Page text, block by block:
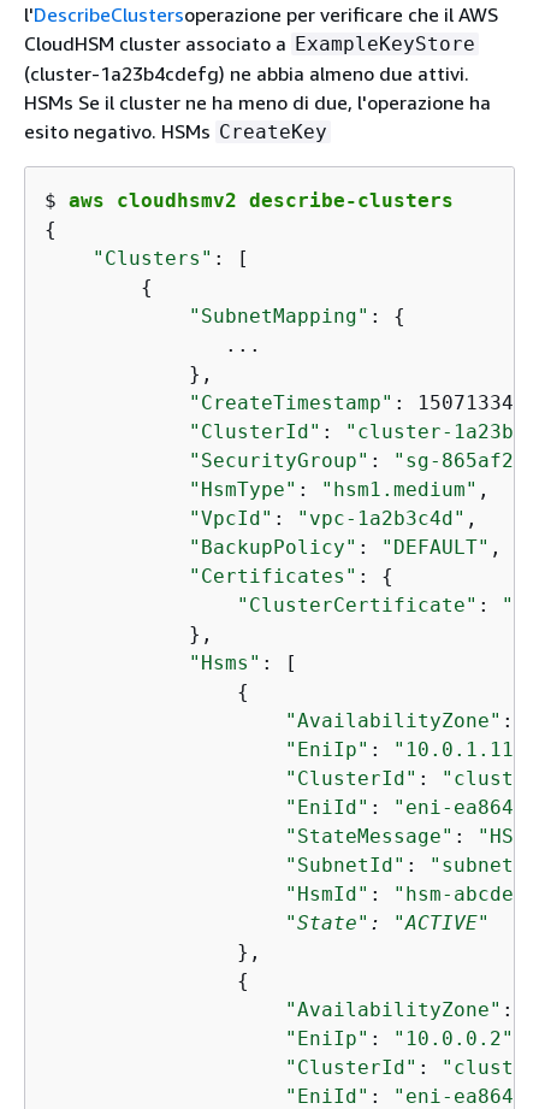
l'DescribeClustersoperazione per verificare che il AWS
CloudHSM cluster associato a ExampleKeyStore
(cluster-1a23b4cdefg) ne abbia almeno due attivi.
HSMs Se il cluster ne ha meno di due, l'operazione ha
esito negativo. HSMs CreateKey
$ aws cloudhsmv2 describe-clusters
{
"Clusters" : [
{
"SubnetMapping" : {
               ...
            },
"CreateTimestamp" :
"ClusterId" :
"cluster-
"SecurityGroup" :
"sg-
"HsmType" : "hsm1.medium" ,
"VpcId" : "vpc-1a2b3c4d" ,
"BackupPolicy" : "DEFAULT" ,
"Certificates" : {
"ClusterCertificate" :
            },
"Hsms" : [
{
"AvailabilityZone" :
"EniIp" : "10.0.1.11"
"ClusterId" :
"EniId" :
"eni-
"StateMessage" :
"SubnetId" :
"subnet-
"HsmId" :
"hsm-
"State" :
"ACTIVE"
                },
{
"AvailabilityZone" :
"EniIp" : "10.0.0.2"
"ClusterId" :
"EniId" :
"eni-